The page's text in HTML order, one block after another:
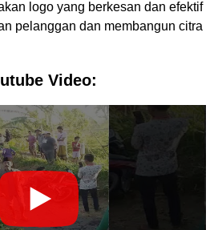
logo yang berkesan dan efektif
pelanggan dan membangun citra
Video: